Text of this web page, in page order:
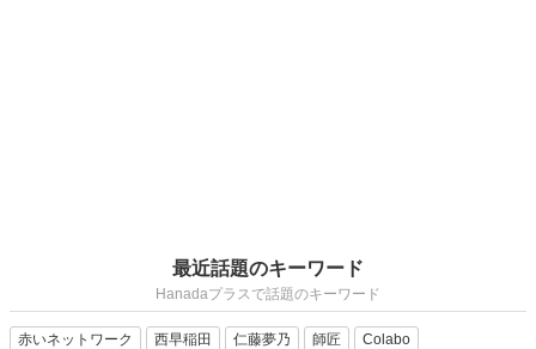
最近話題のキーワード
Hanadaプラスで話題のキーワード
赤いネットワーク 西早稲田 仁藤夢乃 師匠 Colabo